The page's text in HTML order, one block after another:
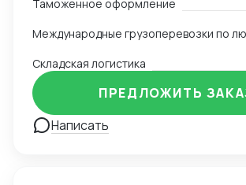
Таможенное оформление
Складская логистика
Написать
ПРЕДЛОЖИТЬ